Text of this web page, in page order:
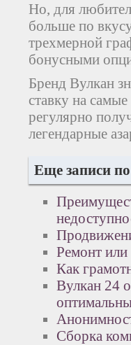
Но, для
больше по
трехмерной
бонусными
Бренд Вулкан
ставку на
регулярно
легендарные
Еще записи
Ремонт или
Как
Вулкан 24
Сборка